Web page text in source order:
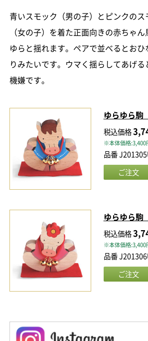
青いスモック（男の子）とピンクのス
（女の子）を着た正面向きの赤ちゃん
ゆらと揺れます。ペアで並べるとおひ
りみたいです。ウマく揺らしてあげ
機嫌です。
ゆらゆら駒
税込価格
※本体価格:3,400
品番
ゆらゆら駒
税込価格
※本体価格:3,400
品番